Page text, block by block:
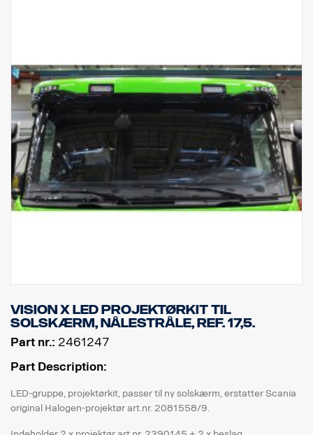
Vision X LED projektørkit til
solskærm, Nålestråle, Ref. 17,5.
Part nr.: 2461247
Part Description:
LED-gruppe, projektørkit, passer til ny solskærm, erstatter Scania
original Halogen-projektør art.nr. 2081558/9.